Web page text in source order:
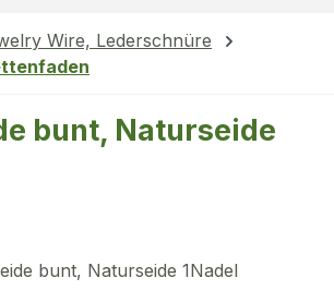
Wire, Lederschnüre
bunt, Naturseide